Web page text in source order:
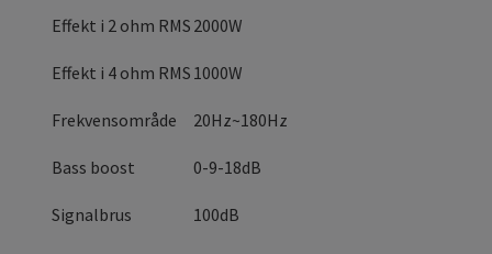
Effekt i 2 ohm RMS 2000W
Effekt i 4 ohm RMS 1000W
Frekvensområde 20Hz~180Hz
Bass boost 0-9-18dB
Signalbrus 100dB